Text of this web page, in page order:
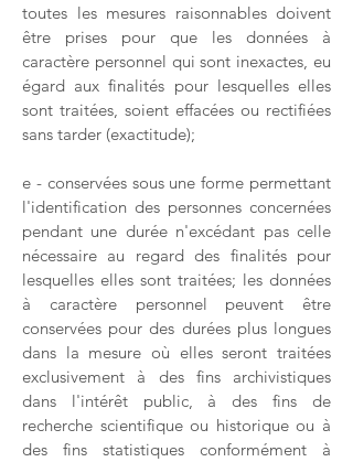
toutes les mesures raisonnables doivent
être prises pour que les données à
caractère personnel qui sont inexactes, eu
égard aux finalités pour lesquelles elles
sont traitées, soient effacées ou rectifiées
sans tarder (exactitude);
e - conservées sous une forme permettant
l'identification des personnes concernées
pendant une durée n'excédant pas celle
nécessaire au regard des finalités pour
lesquelles elles sont traitées; les données
à caractère personnel peuvent être
conservées pour des durées plus longues
dans la mesure où elles seront traitées
exclusivement à des fins archivistiques
dans l'intérêt public, à des fins de
recherche scientifique ou historique ou à
des fins statistiques conformément à